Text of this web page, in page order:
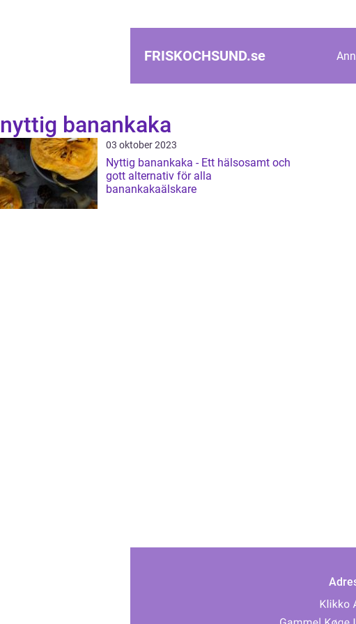
FRISKOCHSUND.se
nyttig banankaka
03 oktober 2023
Nyttig banankaka - Ett hälsosamt och
gott alternativ för alla
banankakaälskare